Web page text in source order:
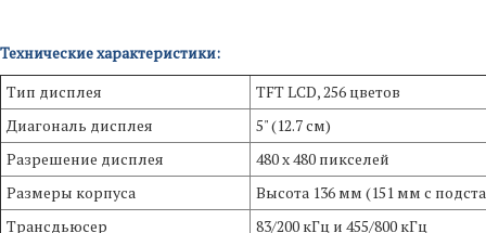
Технические характеристики:
Тип дисплея
TFT LCD, 256 цветов
Диагональ дисплея
5" (12.7 см)
Разрешение дисплея
480 x 480 пикселей
Размеры корпуса
Высота 136 мм (151 мм с
Трансдьюсер
83/200 кГц и 455/800 кГц